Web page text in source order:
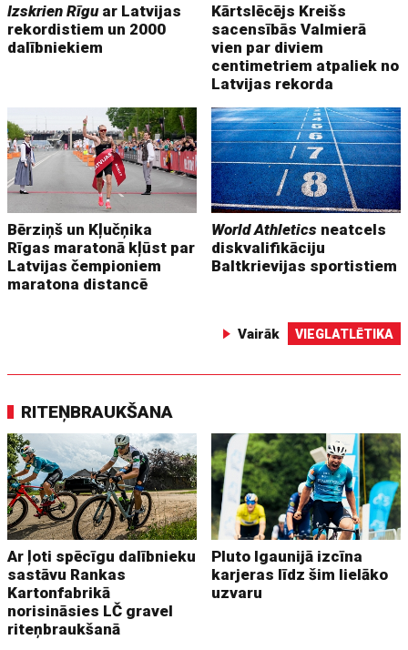
Izskrien Rīguar Latvijas
rekordistiem un 2000
dalībniekiem
Kārtslēcējs Kreišs
sacensībās Valmierā
vien par diviem
centimetriem atpaliek no
Latvijas rekorda
Bērziņš un Kļučņika
Rīgas maratonā kļūst par
Latvijas čempioniem
maratona distancē
World Athletics neatcels
diskvalifikāciju
Baltkrievijas sportistiem
Vairāk VIEGLATLĒTIKA
RITEŅBRAUKŠANA
Ar ļoti spēcīgu dalībnieku
sastāvu Rankas
Kartonfabrikā
norisināsies LČ gravel
riteņbraukšanā
Pluto Igaunijā izcīna
karjeras līdz šim lielāko
uzvaru